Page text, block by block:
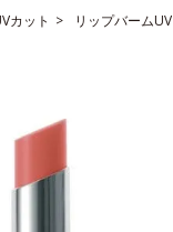
カット リップバームUV